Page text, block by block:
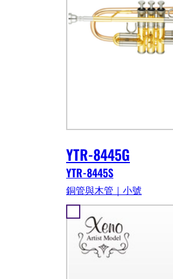
YTR-8445G
YTR-8445S
銅管與木管｜小號